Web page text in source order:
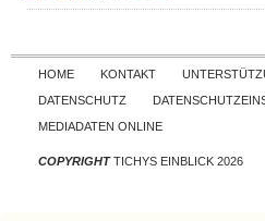
HOME KONTAKT
DATENSCHUTZ
MEDIADATEN ONLINE
COPYRIGHTTICHYS EINBLICK 2026